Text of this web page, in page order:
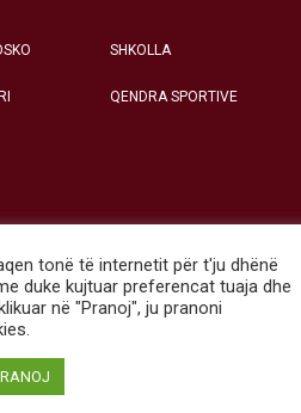
SHKOLLA
QENDRA SPORTIVE
Social-Edukative «Don Bosko» - Prishtinë
tonë të internetit për t'ju dhënë
duke kujtuar preferencat tuaja dhe
në "Pranoj", ju pranoni